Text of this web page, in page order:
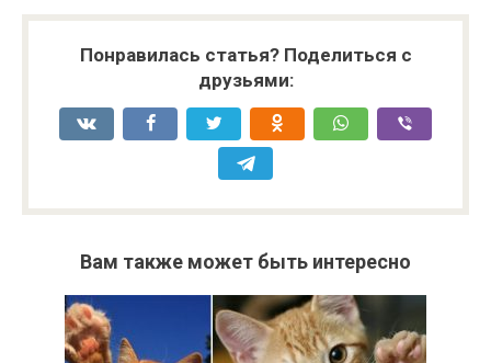
Понравилась статья? Поделиться с
друзьями:
Вам также может быть интересно